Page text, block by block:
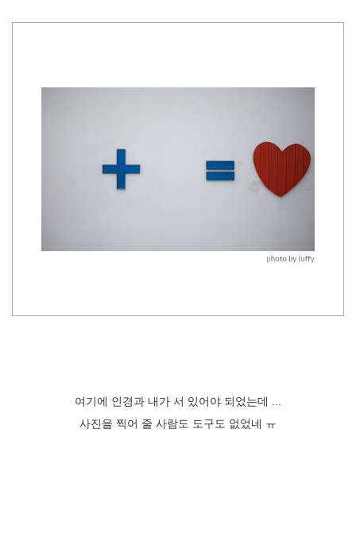
여기에 인경과 내가 서 있어야 되었는데 ...
사진을 찍어 줄 사람도 도구도 없었네 ㅠ